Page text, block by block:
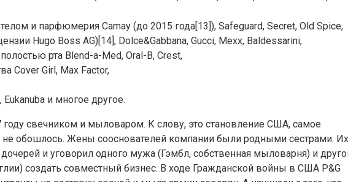
и парфюмерия Camay (до 2015 года[13]), Safeguard, Secret, Old Spice,
Hugo Boss AG)[14], Dolce&Gabbana, Gucci, Mexx, Baldessarini,
рта Blend-a-Med, Oral-B, Crest,
Cover Girl, Max Factor,
Eukanuba и многое другое.
свечником и мыловаром. К слову, это становление США, самое
обошлось. Жены сооснователей компании были родными сестрами. Их
и уговорил одного мужа (Гэмбл, собственная мыловарня) и
создать совместный бизнес. В ходе Гражданской войны в США P&G